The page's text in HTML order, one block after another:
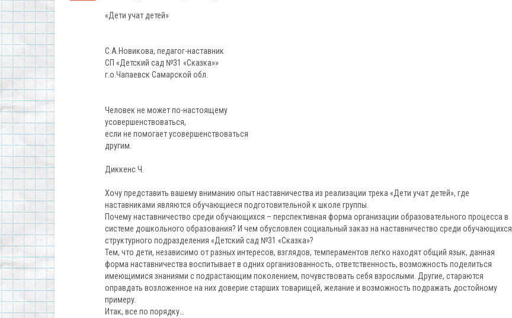
«Дети учат детей»
С.А.Новикова, педагог-наставник
СП «Детский сад №31 «Сказка»»
г.о.Чапаевск Самарской обл.
Человек не может по-настоящему
усовершенствоваться,
если не помогает усовершенствоваться
другим.
Диккенс Ч.
Хочу представить вашему вниманию опыт наставничества из реализации трека «Дети учат детей», где
наставниками являются обучающиеся подготовительной к школе группы.
Почему наставничество среди обучающихся – перспективная форма организации образовательного процесса в
системе дошкольного образования? И чем обусловлен социальный заказ на наставничество среди обучающихся
структурного подразделения «Детский сад №31 «Сказка»?
Тем, что дети, независимо от разных интересов, взглядов, темпераментов легко находят общий язык, данная
форма наставничества воспитывает в одних организованность, ответственность, возможность поделиться
имеющимися знаниями с подрастающим поколением, почувствовать себя взрослыми. Другие, стараются
оправдать возложенное на них доверие старших товарищей, желание и возможность подражать достойному
примеру.
Итак, все по порядку…